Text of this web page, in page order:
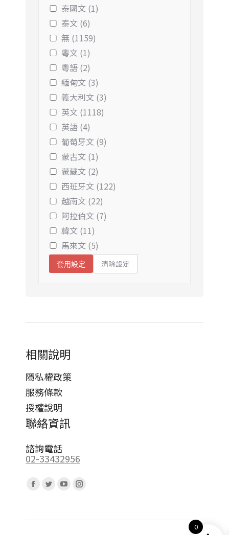
泰國文 (1)
泰文 (6)
無 (1159)
粵文 (1)
粵語 (2)
緬甸文 (3)
義大利文 (3)
英文 (1118)
英語 (4)
葡萄牙文 (9)
蒙古文 (1)
蒙藏文 (2)
西班牙文 (122)
越南文 (22)
阿拉伯文 (7)
韓文 (11)
馬來文 (5)
套用設定 清除設定
相關說明
隱私權政策
服務條款
授權說明
聯絡資訊
諮詢電話
02-33432956
Facebook
opens
Twitter
opens
YouTube
opens
Instagram
opens
0